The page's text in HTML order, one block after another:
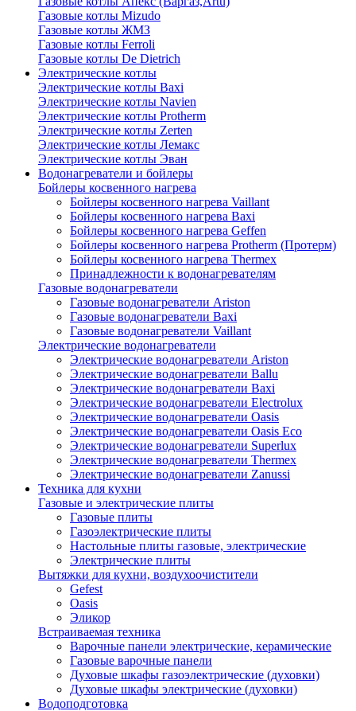
Газовые котлы Mizudo
Газовые котлы ЖМЗ
Газовые котлы Ferroli
Газовые котлы De Dietrich
Электрические котлы
Электрические котлы Baxi
Электрические котлы Navien
Электрические котлы Protherm
Электрические котлы Zerten
Электрические котлы Лемакс
Электрические котлы Эван
Водонагреватели и бойлеры
Бойлеры косвенного нагрева
Бойлеры косвенного нагрева Vaillant
Бойлеры косвенного нагрева Baxi
Бойлеры косвенного нагрева Geffen
Бойлеры косвенного нагрева Protherm (Протерм)
Бойлеры косвенного нагрева Thermex
Принадлежности к водонагревателям
Газовые водонагреватели
Газовые водонагреватели Ariston
Газовые водонагреватели Baxi
Газовые водонагреватели Vaillant
Электрические водонагреватели
Электрические водонагреватели Ariston
Электрические водонагреватели Ballu
Электрические водонагреватели Baxi
Электрические водонагреватели Electrolux
Электрические водонагреватели Oasis
Электрические водонагреватели Oasis Eco
Электрические водонагреватели Superlux
Электрические водонагреватели Thermex
Электрические водонагреватели Zanussi
Техника для кухни
Газовые и электрические плиты
Газовые плиты
Газоэлектрические плиты
Настольные плиты газовые, электрические
Электрические плиты
Вытяжки для кухни, воздухоочистители
Gefest
Oasis
Эликор
Встраиваемая техника
Варочные панели электрические, керамические
Газовые варочные панели
Духовые шкафы газоэлектрические (духовки)
Духовые шкафы электрические (духовки)
Водоподготовка